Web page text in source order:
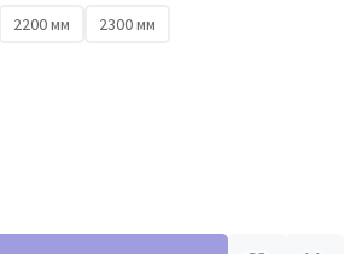
2200 мм
2300 мм